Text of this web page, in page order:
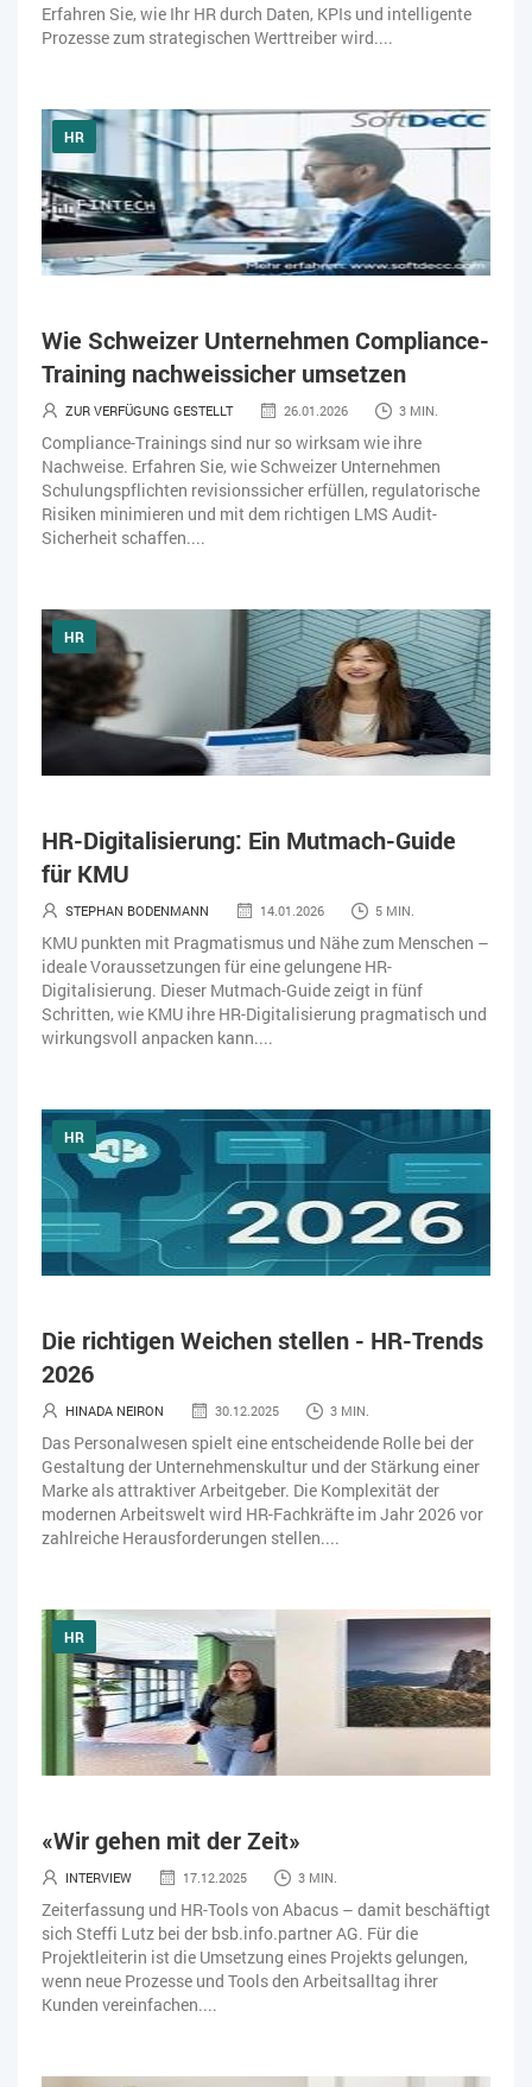
Erfahren Sie, wie Ihr HR durch Daten, KPIs und intelligente
Prozesse zum strategischen Werttreiber wird....
HR
Wie Schweizer Unternehmen Compliance-
Training nachweissicher umsetzen
ZUR VERFÜGUNG GESTELLT 26.01.2026 3 MIN.
Compliance-Trainings sind nur so wirksam wie ihre
Nachweise. Erfahren Sie, wie Schweizer Unternehmen
Schulungspflichten revisionssicher erfüllen, regulatorische
Risiken minimieren und mit dem richtigen LMS Audit-
Sicherheit schaffen....
HR
HR-Digitalisierung: Ein Mutmach-Guide
für KMU
STEPHAN BODENMANN 14.01.2026 5 MIN.
KMU punkten mit Pragmatismus und Nähe zum Menschen –
ideale Voraussetzungen für eine gelungene HR-
Digitalisierung. Dieser Mutmach-Guide zeigt in fünf
Schritten, wie KMU ihre HR-Digitalisierung pragmatisch und
wirkungsvoll anpacken kann....
HR
Die richtigen Weichen stellen - HR-Trends
2026
HINADA NEIRON 30.12.2025 3 MIN.
Das Personalwesen spielt eine entscheidende Rolle bei der
Gestaltung der Unternehmenskultur und der Stärkung einer
Marke als attraktiver Arbeitgeber. Die Komplexität der
modernen Arbeitswelt wird HR-Fachkräfte im Jahr 2026 vor
zahlreiche Herausforderungen stellen....
HR
«Wir gehen mit der Zeit»
INTERVIEW 17.12.2025 3 MIN.
Zeiterfassung und HR-Tools von Abacus – damit beschäftigt
sich Steffi Lutz bei der bsb.info.partner AG. Für die
Projektleiterin ist die Umsetzung eines Projekts gelungen,
wenn neue Prozesse und Tools den Arbeitsalltag ihrer
Kunden vereinfachen....